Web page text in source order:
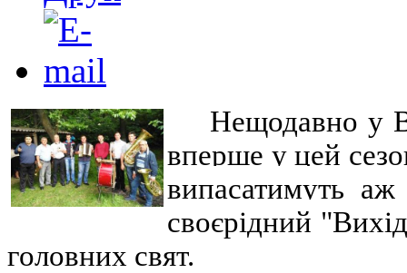
Нещодавно у
вперше у цей
випасатимуть
своєрідний
головних свят.